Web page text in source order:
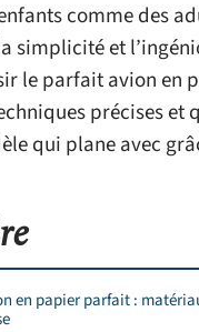
comme des
simplicité et
le parfait avion en
précises
qui plane avec
en papier parfait :